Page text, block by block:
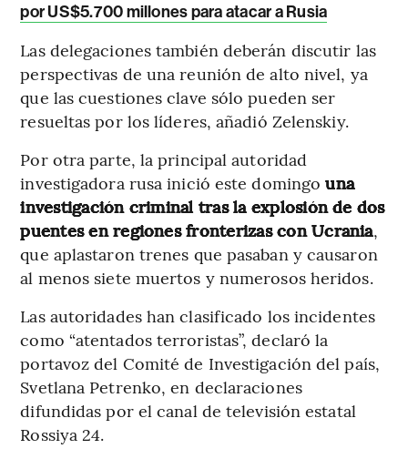
por US$5.700 millones para atacar a Rusia
Las delegaciones también deberán discutir las
perspectivas de una reunión de alto nivel, ya
que las cuestiones clave sólo pueden ser
resueltas por los líderes, añadió Zelenskiy.
Por otra parte, la principal autoridad
investigadora rusa inició este domingouna
investigación criminal tras la explosión de dos
puentes en regiones fronterizas con Ucrania,
que aplastaron trenes que pasaban y causaron
al menos siete muertos y numerosos heridos.
Las autoridades han clasificado los incidentes
como “atentados terroristas”, declaró la
portavoz del Comité de Investigación del país,
Svetlana Petrenko, en declaraciones
difundidas por el canal de televisión estatal
Rossiya 24.